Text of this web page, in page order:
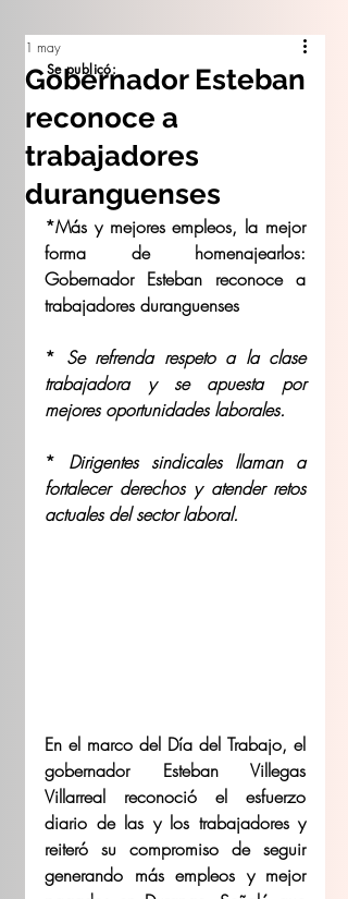
Gobernador Esteban
reconoce a
trabajadores
duranguenses
1 may
*Más y mejores empleos, la mejor
forma de homenajearlos:
Gobernador Esteban reconoce a
trabajadores duranguenses
* Se refrenda respeto a la clase
trabajadora y se apuesta por
mejores oportunidades laborales.
* Dirigentes sindicales llaman a
fortalecer derechos y atender retos
actuales del sector laboral.
En el marco del Día del Trabajo, el
gobernador Esteban Villegas
Villarreal reconoció el esfuerzo
diario de las y los trabajadores y
reiteró su compromiso de seguir
generando más empleos y mejor
Se publicó: